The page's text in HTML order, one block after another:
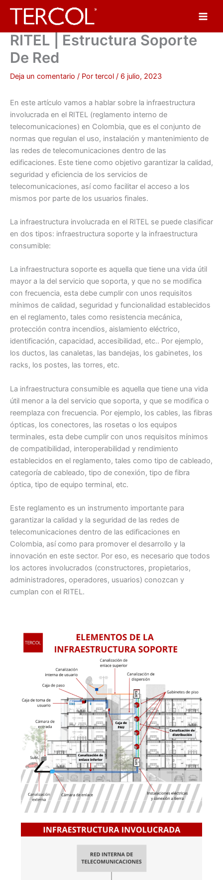
RITEL | Estructura Soporte
De Red
Deja un comentario / Por tercol / 6 julio, 2023
En este artículo vamos a hablar sobre la infraestructura
involucrada en el RITEL (reglamento interno de
telecomunicaciones) en Colombia, que es el conjunto de
normas que regulan el uso, instalación y mantenimiento de
las redes de telecomunicaciones dentro de las
edificaciones. Este tiene como objetivo garantizar la calidad,
seguridad y eficiencia de los servicios de
telecomunicaciones, así como facilitar el acceso a los
mismos por parte de los usuarios finales.
La infraestructura involucrada en el RITEL se puede clasificar
en dos tipos: infraestructura soporte y la infraestructura
consumible:
La infraestructura soporte es aquella que tiene una vida útil
mayor a la del servicio que soporta, y que no se modifica
con frecuencia, esta debe cumplir con unos requisitos
mínimos de calidad, seguridad y funcionalidad establecidos
en el reglamento, tales como resistencia mecánica,
protección contra incendios, aislamiento eléctrico,
identificación, capacidad, accesibilidad, etc.. Por ejemplo,
los ductos, las canaletas, las bandejas, los gabinetes, los
racks, los postes, las torres, etc.
La infraestructura consumible es aquella que tiene una vida
útil menor a la del servicio que soporta, y que se modifica o
reemplaza con frecuencia. Por ejemplo, los cables, las fibras
ópticas, los conectores, las rosetas o los equipos
terminales, esta debe cumplir con unos requisitos mínimos
de compatibilidad, interoperabilidad y rendimiento
establecidos en el reglamento, tales como tipo de cableado,
categoría de cableado, tipo de conexión, tipo de fibra
óptica, tipo de equipo terminal, etc.
Este reglamento es un instrumento importante para
garantizar la calidad y la seguridad de las redes de
telecomunicaciones dentro de las edificaciones en
Colombia, así como para promover el desarrollo y la
innovación en este sector. Por eso, es necesario que todos
los actores involucrados (constructores, propietarios,
administradores, operadores, usuarios) conozcan y
cumplan con el RITEL.